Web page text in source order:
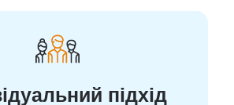
підхід